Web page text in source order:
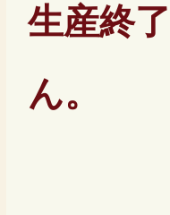
生産終
ん。